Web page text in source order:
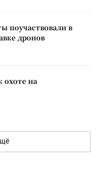
поучаствовали в
дронов
охоте на